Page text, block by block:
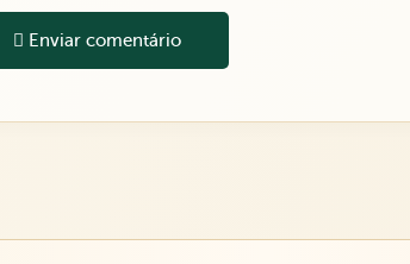
Enviar comentário